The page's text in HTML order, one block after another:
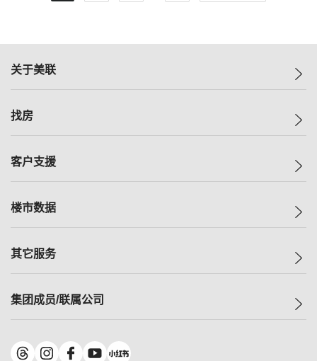
关于美联
美联集团
人才招募
找房
一手新房
减价
美联豪宅
独家楼盘
租房
客户支援
自助放盘
查询热线
按揭计算机
负担能力计算机
转按计算机
楼市数据
指数
历史成交
小区成交排行榜
其它服务
小区专页
美联精英会
集团成员/联属公司
美联物业